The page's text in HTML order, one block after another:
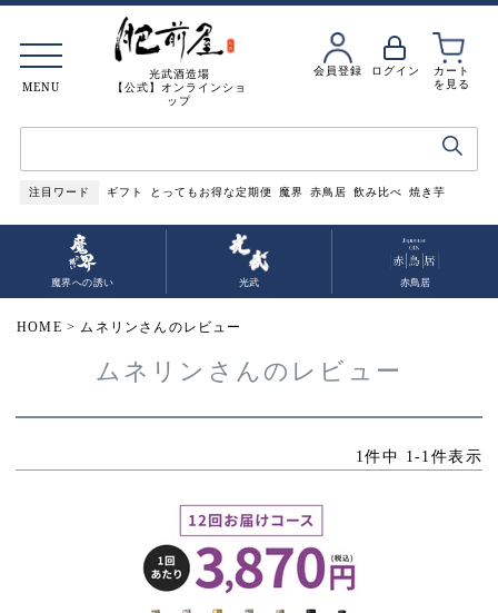
光武酒造場
【公式】オンラインショ
ップ
会員登録 ログイン
カート
を見る
注目ワード ギフト とってもお得な定期便 魔界 赤鳥居 飲み比べ 焼き芋
MENU
魔界への誘い 光武 赤鳥居
HOME ムネリンさんのレビュー
ムネリンさんのレビュー
1件中 1 -1 件表示